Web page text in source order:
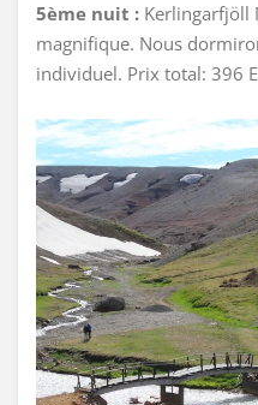
5ème nuit : Kerlingarfjöll
magnifique. Nous
individuel. Prix total: 396